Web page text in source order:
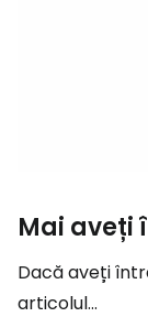
Mai aveți
Dacă aveți
articolul...